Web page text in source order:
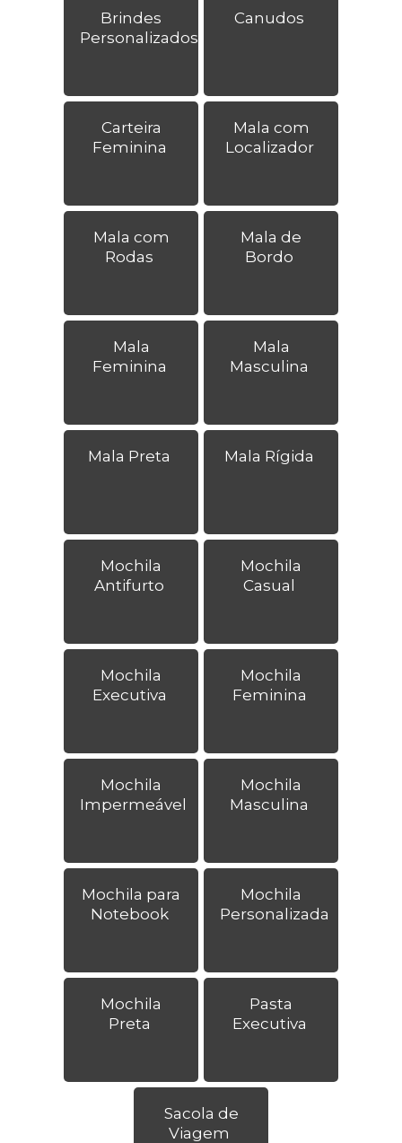
Brindes
Personalizados
Canudos
Carteira
Feminina
Mala com
Localizador
Mala com
Rodas
Mala de
Bordo
Mala
Feminina
Mala
Masculina
Mala Preta Mala Rígida
Mochila
Antifurto
Mochila
Casual
Mochila
Executiva
Mochila
Feminina
Mochila
Impermeável
Mochila
Masculina
Mochila para
Notebook
Mochila
Personalizada
Mochila
Preta
Pasta
Executiva
Sacola de
Viagem